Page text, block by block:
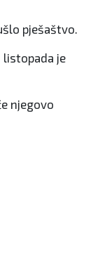
pješaštvo.
listopada je
njegovo